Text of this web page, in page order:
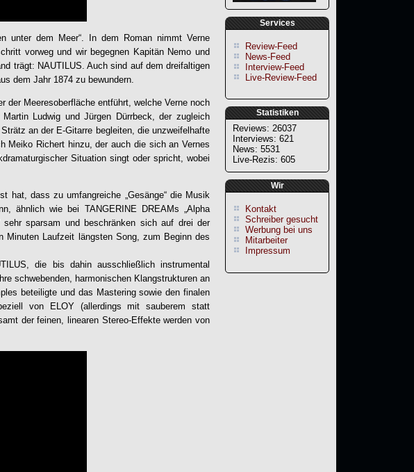
Services
Review-Feed
News-Feed
Interview-Feed
Live-Review-Feed
Statistiken
Reviews: 26037
Interviews: 621
News: 5531
Live-Rezis: 605
Wir
Kontakt
Schreiber gesucht
Werbung bei uns
Mitarbeiter
Impressum
unter dem Meer“. In dem Roman nimmt Verne
vorweg und wir begegnen Kapitän Nemo und
trägt: NAUTILUS . Auch sind auf dem dreifaltigen
dem Jahr 1874 zu bewundern.
der Meeresoberfläche entführt, welche Verne noch
Ludwig und Jürgen Dürrbeck, der zugleich
an der E-Gitarre begleiten, die unzweifelhafte
Meiko Richert hinzu, der auch die sich an Vernes
Situation singt oder spricht, wobei
hat, dass zu umfangreiche „Gesänge“ die Musik
ähnlich wie bei TANGERINE DREAMs „Alpha
sehr sparsam und beschränken sich auf drei der
Minuten Laufzeit längsten Song, zum Beginn des
, die bis dahin ausschließlich instrumental
schwebenden, harmonischen Klangstrukturen an
beteiligte und das Mastering sowie den finalen
von ELOY (allerdings mit sauberem statt
der feinen, linearen Stereo-Effekte werden von